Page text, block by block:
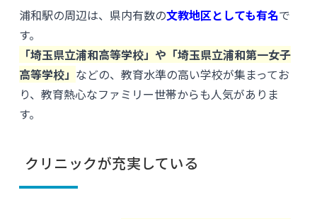
浦和駅の周辺は、県内有数の文教地区としても有名で
す。
「埼玉県立浦和高等学校」や「埼玉県立浦和第一女子
高等学校」 などの、教育水準の高い学校が集まってお
り、教育熱心なファミリー世帯からも人気がありま
す。
クリニックが充実している